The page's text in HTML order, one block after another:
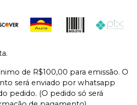
de R$100,00 para emissão. O
será enviado por whatsapp
pedido. (O pedido só será